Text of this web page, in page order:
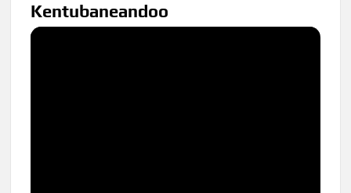
Kentubaneandoo